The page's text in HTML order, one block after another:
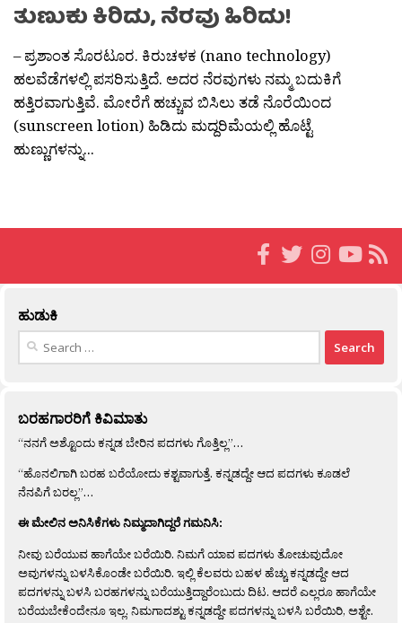
ತುಣುಕು ಕಿರಿದು, ನೆರವು ಹಿರಿದು!
– ಪ್ರಶಾಂತ ಸೊರಟೂರ. ಕಿರುಚಳಕ (nano technology)
ಹಲವೆಡೆಗಳಲ್ಲಿ ಪಸರಿಸುತ್ತಿದೆ. ಅದರ ನೆರವುಗಳು ನಮ್ಮ ಬದುಕಿಗೆ
ಹತ್ತಿರವಾಗುತ್ತಿವೆ. ಮೋರೆಗೆ ಹಚ್ಚುವ ಬಿಸಿಲು ತಡೆ ನೊರೆಯಿಂದ
(sunscreen lotion) ಹಿಡಿದು ಮದ್ದರಿಮೆಯಲ್ಲಿ ಹೊಟ್ಟೆ
ಹುಣ್ಣುಗಳನ್ನು...
ಹುಡುಕಿ
Search
ಬರಹಗಾರರಿಗೆ ಕಿವಿಮಾತು
“ನನಗೆ ಅಶ್ಟೊಂದು ಕನ್ನಡ ಬೇರಿನ ಪದಗಳು ಗೊತ್ತಿಲ್ಲ”…
“ಹೊನಲಿಗಾಗಿ ಬರಹ ಬರೆಯೋದು ಕಶ್ಟವಾಗುತ್ತೆ. ಕನ್ನಡದ್ದೇ ಆದ ಪದಗಳು ಕೂಡಲೆ
ನೆನಪಿಗೆ ಬರಲ್ಲ”…
ಈ ಮೇಲಿನ ಅನಿಸಿಕೆಗಳು ನಿಮ್ಮದಾಗಿದ್ದರೆ ಗಮನಿಸಿ:
ನೀವು ಬರೆಯುವ ಹಾಗೆಯೇ ಬರೆಯಿರಿ. ನಿಮಗೆ ಯಾವ ಪದಗಳು ತೋಚುವುದೋ
ಅವುಗಳನ್ನು ಬಳಸಿಕೊಂಡೇ ಬರೆಯಿರಿ. ಇಲ್ಲಿ ಕೆಲವರು ಬಹಳ ಹೆಚ್ಚು ಕನ್ನಡದ್ದೇ ಆದ
ಪದಗಳನ್ನು ಬಳಸಿ ಬರಹಗಳನ್ನು ಬರೆಯುತ್ತಿದ್ದಾರೆಂಬುದು ದಿಟ. ಆದರೆ ಎಲ್ಲರೂ ಹಾಗೆಯೇ
ಬರೆಯಬೇಕೆಂದೇನೂ ಇಲ್ಲ. ನಿಮಗಾದಶ್ಟು ಕನ್ನಡದ್ದೇ ಪದಗಳನ್ನು ಬಳಸಿ ಬರೆಯಿರಿ, ಅಶ್ಟೇ.